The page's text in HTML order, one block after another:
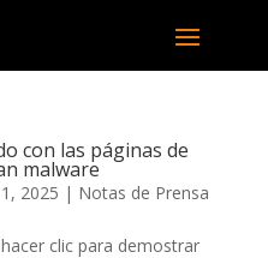
con las páginas de
malware
2025 | Notas de Prensa
clic para demostrar